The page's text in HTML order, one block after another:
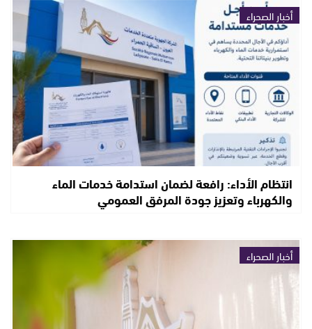
أخبار الصحراء
انتظام الأداء: رافعة لضمان استدامة خدمات الماء
والكهرباء وتعزيز جودة المرفق العمومي
أخبار الصحراء